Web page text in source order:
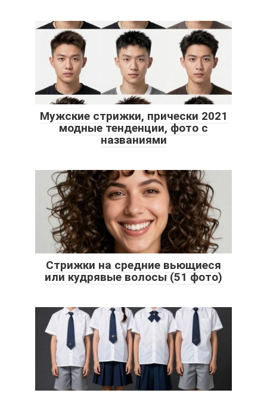
Мужские стрижки, прически 2021
модные тенденции, фото с
названиями
Стрижки на средние вьющиеся
или кудрявые волосы (51 фото)